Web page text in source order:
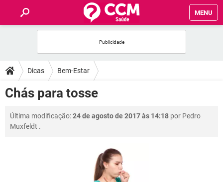
MENU
FÓRUM
SAÚDE
FAMÍLIA
Dicas Bem-Estar
Chás para tosse
Última modificação:24 de agosto de 2017 às 14:18 por Pedro
Muxfeldt .